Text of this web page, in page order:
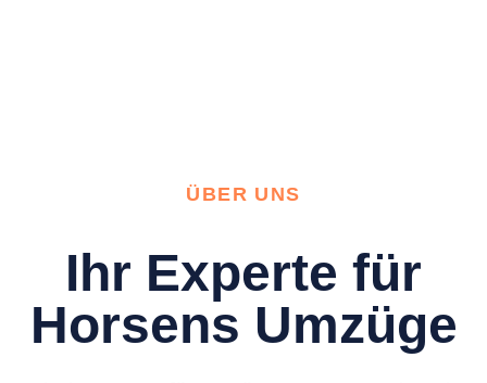
ÜBER UNS
Ihr Experte für
Horsens Umzüge